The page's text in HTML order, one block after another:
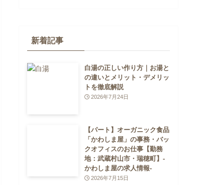
新着記事
白湯の正しい作り方｜お湯と
の違いとメリット・デメリッ
トを徹底解説
2026年7月24日
【パート】オーガニック食品
「かわしま屋」の事務・バッ
クオフィスのお仕事【勤務
地：武蔵村山市・瑞穂町】-
かわしま屋の求人情報-
2026年7月15日